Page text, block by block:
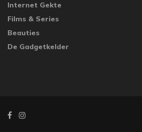
Internet Gekte
Films & Series
Beauties
De Gadgetkelder